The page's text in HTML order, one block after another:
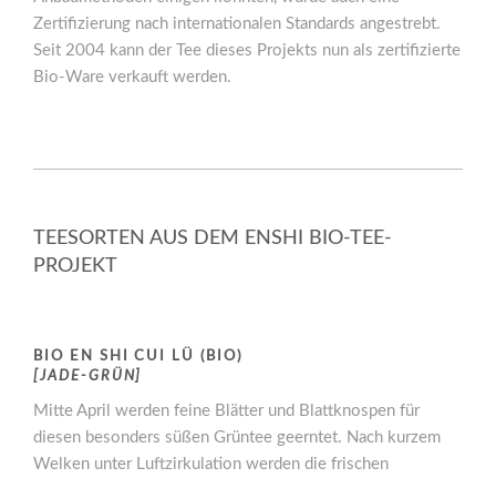
Zertifizierung nach internationalen Standards angestrebt.
Seit 2004 kann der Tee dieses Projekts nun als zertifizierte
Bio-Ware verkauft werden.
TEESORTEN AUS DEM ENSHI BIO-TEE-
PROJEKT
BIO EN SHI CUI LÜ (BIO)
[JADE-GRÜN]
Mitte April werden feine Blätter und Blattknospen für
diesen besonders süßen Grüntee geerntet. Nach kurzem
Welken unter Luftzirkulation werden die frischen